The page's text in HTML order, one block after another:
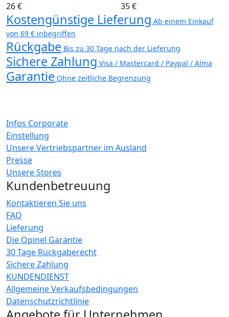
26 € 35 €
Kostengünstige Lieferung Ab einem Einkauf
von 69 € inbegriffen
Rückgabe Bis zu 30 Tage nach der Lieferung
Sichere Zahlung Visa / Mastercard / Paypal / Alma
Garantie Ohne zeitliche Begrenzung
Infos Corporate
Einstellung
Unsere Vertriebspartner im Ausland
Presse
Unsere Stores
Kundenbetreuung
Kontaktieren Sie uns
FAQ
Lieferung
Die Opinel Garantie
30 Tage Rückgaberecht
Sichere Zahlung
KUNDENDIENST
Allgemeine Verkaufsbedingungen
Datenschutzrichtlinie